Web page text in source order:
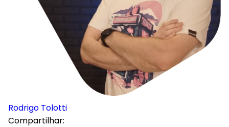
Rodrigo Tolotti
Compartilhar: